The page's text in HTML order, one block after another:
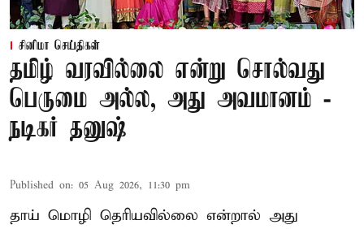
சினிமா செய்திகள்
தமிழ் வரவில்லை என்று சொல்வது
பெருமை அல்ல, அது அவமானம் -
நடிகர் தனுஷ்
Published on: 05 Aug 2026, 11:30 pm
தாய் மொழி தெரியவில்லை என்றால் அது